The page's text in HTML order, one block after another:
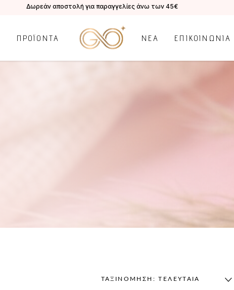
Δωρεάν αποστολή για παραγγελίες άνω των 45€
ΠΡΟΪΟΝΤΑ ΝΕΑ ΕΠΙΚΟΙΝΩΝΙΑ
ΤΑΞΙΝΌΜΗΣΗ: ΤΕΛΕΥΤΑΊΑ